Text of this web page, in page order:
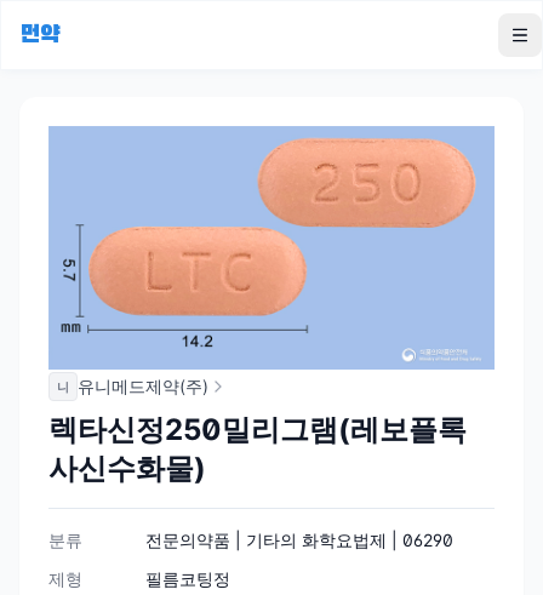
먼약
니 유니메드제약(주)
렉타신정250밀리그램(레보플록
사신수화물)
분류
전문의약품 | 기타의 화학요법제 | 06290
제형
필름코팅정